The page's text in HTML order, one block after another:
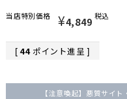
当店特別価格 ¥4,849 税込
[ 44 ポイント進呈 ]
【注意喚起】悪質サイ